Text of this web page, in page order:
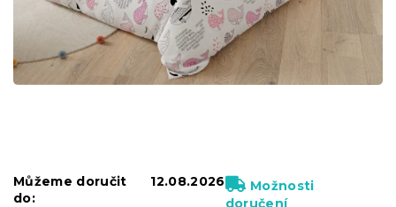
Můžeme doručit
do:
12.08.2026
Možnosti
doručení